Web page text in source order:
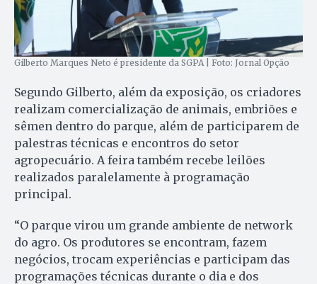
Gilberto Marques Neto é presidente da SGPA | Foto: Jornal Opção
Segundo Gilberto, além da exposição, os criadores
realizam comercialização de animais, embriões e
sêmen dentro do parque, além de participarem de
palestras técnicas e encontros do setor
agropecuário. A feira também recebe leilões
realizados paralelamente à programação
principal.
“O parque virou um grande ambiente de network
do agro. Os produtores se encontram, fazem
negócios, trocam experiências e participam das
programações técnicas durante o dia e dos